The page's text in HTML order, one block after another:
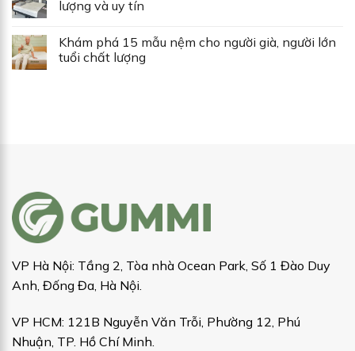
lượng và uy tín
Khám phá 15 mẫu nệm cho người già, người lớn
tuổi chất lượng
VP Hà Nội: Tầng 2, Tòa nhà Ocean Park, Số 1 Đào Duy
Anh, Đống Đa, Hà Nội.
VP HCM: 121B Nguyễn Văn Trỗi, Phường 12, Phú
Nhuận, TP. Hồ Chí Minh.